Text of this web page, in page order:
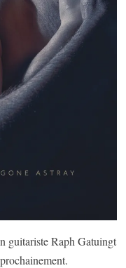
guitariste Raph Gatuingt